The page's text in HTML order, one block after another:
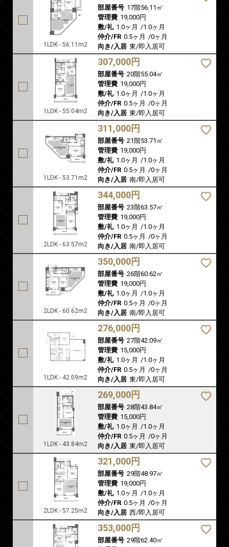
1LDK - 56.11m2
部屋番号 17階56.11㎡
管理費 19,000円
敷/礼 1.0ヶ月 /1.0ヶ月
仲介/FR 0.5ヶ月 /0ヶ月
向き/入居 東/即入居可
1LDK - 55.04m2
307,000円
部屋番号 20階55.04㎡
管理費 19,000円
敷/礼 1.0ヶ月 /1.0ヶ月
仲介/FR 0.5ヶ月 /0ヶ月
向き/入居 東/即入居可
1LDK - 53.71m2
311,000円
部屋番号 21階53.71㎡
管理費 19,000円
敷/礼 1.0ヶ月 /1.0ヶ月
仲介/FR 0.5ヶ月 /0ヶ月
向き/入居 南/即入居可
2LDK - 63.57m2
344,000円
部屋番号 23階63.57㎡
管理費 19,000円
敷/礼 1.0ヶ月 /1.0ヶ月
仲介/FR 0.5ヶ月 /0ヶ月
向き/入居 南/即入居可
2LDK - 60.62m2
350,000円
部屋番号 26階60.62㎡
管理費 19,000円
敷/礼 1.0ヶ月 /1.0ヶ月
仲介/FR 0.5ヶ月 /0ヶ月
向き/入居 南/即入居可
1LDK - 42.09m2
276,000円
部屋番号 27階42.09㎡
管理費 15,000円
敷/礼 1.0ヶ月 /1.0ヶ月
仲介/FR 0.5ヶ月 /0ヶ月
向き/入居 東/即入居可
1LDK - 43.84m2
269,000円
部屋番号 28階43.84㎡
管理費 15,000円
敷/礼 1.0ヶ月 /1.0ヶ月
仲介/FR 0.5ヶ月 /0ヶ月
向き/入居 東/即入居可
2LDK - 57.25m2
321,000円
部屋番号 29階48.97㎡
管理費 19,000円
敷/礼 1.0ヶ月 /1.0ヶ月
仲介/FR 0.5ヶ月 /0ヶ月
向き/入居 西/即入居可
353,000円
部屋番号 29階62.40㎡